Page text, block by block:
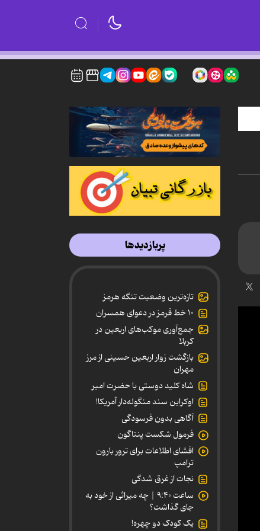
پربازدیدها
تازه‌ترین وضعیت تنگه هرمز
۱۰ خط قرمز در دعوای همسران
جمع‌آوری موکب‌های اربعین در
کربلا
بازگشت زوار اربعین حسینی از مرز
مهران
شاه کلید دوستی با حضرت امیر
اوکراین سند منگوله‌دار آمریکا!
آگاهی بدون فرسودگی
فرمول شکست پنتاگون
افشای اطلاعات برای ترور بارون
ترامپ
نجات از غرق شدگی
ساعت ۹:۴۰ | چه میراثی از خود به
جای گذاشت؟
یک کودک دو چهره!